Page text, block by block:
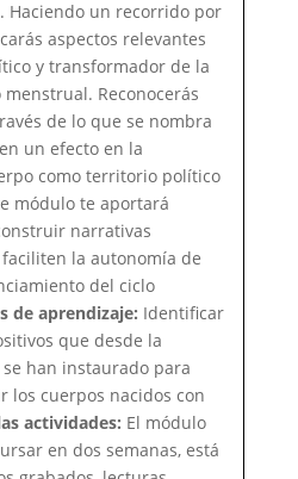
la
Haciendo un recorrido por
aspectos relevantes
y transformador de la
Reconocerás
de lo que se nombra
un efecto en la
como territorio político
módulo te aportará
narrativas
la autonomía de
del ciclo
de aprendizaje: Identificar
que desde la
han instaurado para
los cuerpos nacidos con
actividades: El módulo
en dos semanas, está